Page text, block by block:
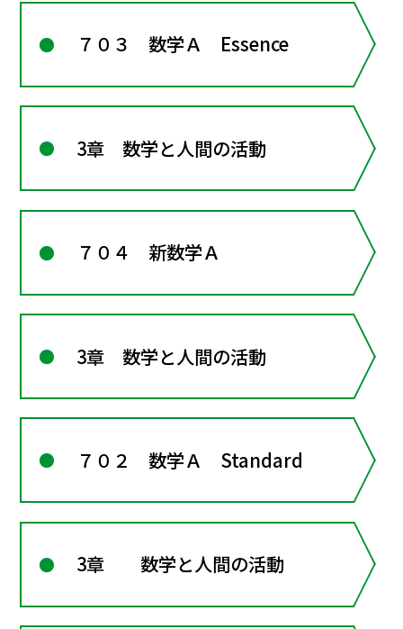
７０３ 数学Ａ Essence
3章 数学と人間の活動
７０４ 新数学Ａ
3章 数学と人間の活動
７０２ 数学Ａ Standard
3章 数学と人間の活動